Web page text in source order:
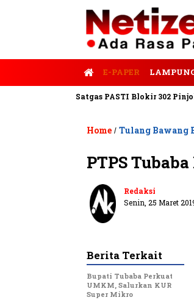
E-PAPER
Satgas PASTI Blokir 302 Pinjol
Home / Tulang Bawang
PTPS
Redaksi
Senin, 25 Maret
Berita Terkait
Bupati Tubaba Perkuat
UMKM, Salurkan KUR
Super Mikro